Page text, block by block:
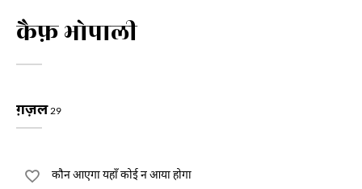
कैफ़ भोपाली
ग़ज़ल29
कौन आएगा यहाँ कोई न आया होगा